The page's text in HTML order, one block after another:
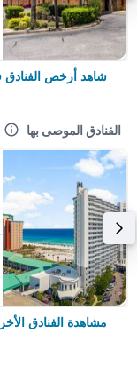
شاهد أرخص
الفنادق الموصى بها
مشاهدة الفنادق